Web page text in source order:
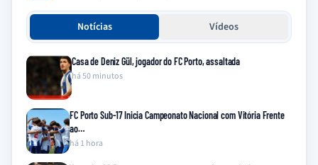
Notícias Vídeos
Casa de Deniz Gül, jogador do FC Porto, assaltada
há 50 minutos
FC Porto Sub-17 Inicia Campeonato Nacional com Vitória Frente
ao…
há 1 hora